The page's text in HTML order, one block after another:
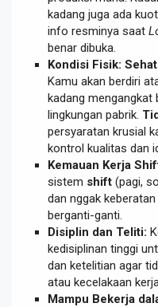
kadang juga ada
info resminya saat
benar dibuka.
Kondisi Fisik:
Kamu akan berdiri
kadang mengangkat
lingkungan pabrik.
persyaratan krusial
kontrol kualitas dan
Kemauan Kerja
sistem shift (pagi,
dan nggak
berganti-ganti.
Disiplin dan Teliti:
kedisiplinan tinggi
dan ketelitian agar
atau kecelakaan kerja.
Mampu Bekerja